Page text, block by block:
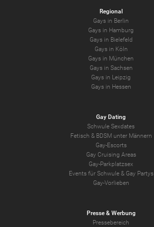
Regional
Gays in Berlin
Gays in Hamburg
Gays in Bielefeld
Gays in Köln
Gays in München
Gays in Sachsen
Gays in Leipzig
Gays in Hessen
Gay Dating
Schwule Sexdates
Fetisch & BDSM unter Männern
Gay-Escorts
Gay Cruising Areas
Gay-Parkplatzsex
Events für Schwule & Gay Partys
Gay-Vorlieben
Presse & Werbung
Pressebereich